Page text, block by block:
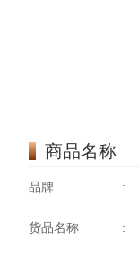
商品名称
品牌 :
货品名称 :